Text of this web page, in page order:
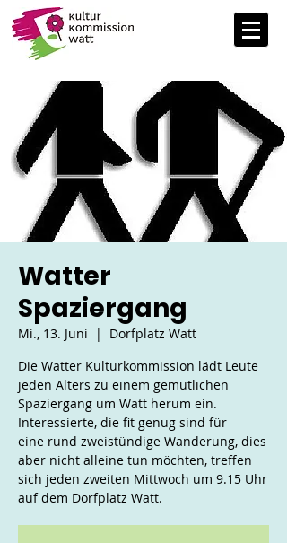
Watter
Spaziergang
Mi., 13. Juni
  |
Dorfplatz Watt
Die Watter Kulturkommission lädt Leute
jeden Alters zu einem gemütlichen
Spaziergang um Watt herum ein.
Interessierte, die fit genug sind für
eine rund zweistündige Wanderung, dies
aber nicht alleine tun möchten, treffen
sich jeden zweiten Mittwoch um 9.15 Uhr
auf dem Dorfplatz Watt.